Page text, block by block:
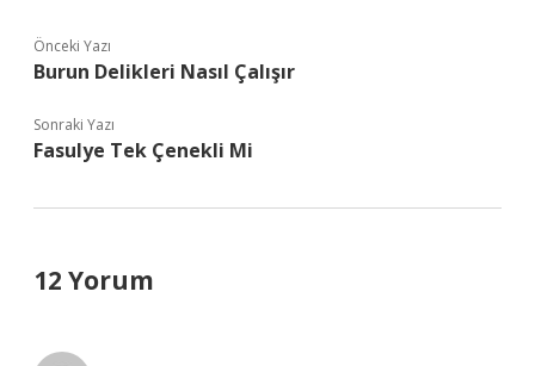
Önceki Yazı
Burun Delikleri Nasıl Çalışır
Sonraki Yazı
Fasulye Tek Çenekli Mi
12 Yorum